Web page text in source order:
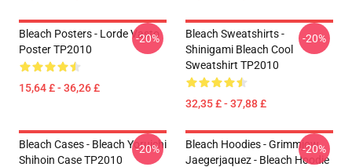
Bleach Posters - Lorde Vasto
Poster TP2010
15,64 £ - 36,26 £
-20%
Bleach Sweatshirts -
Shinigami Bleach Cool
Sweatshirt TP2010
32,35 £ - 37,88 £
-20%
Bleach Cases - Bleach Yoruichi
Shihoin Case TP2010
-20%
Bleach Hoodies - Grimmjow
Jaegerjaquez - Bleach Hoodie
-20%